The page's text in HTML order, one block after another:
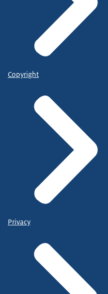
Copyright
Privacy